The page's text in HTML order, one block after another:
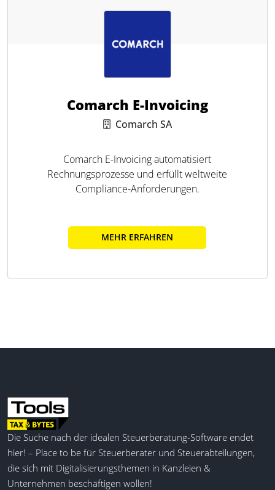
Comarch E-Invoicing
Comarch SA
Comarch E-Invoicing automatisiert
Rechnungsprozesse und erfüllt weltweite
Compliance-Anforderungen.
MEHR ERFAHREN
Die Suche nach der idealen Steuerberatung-Software endet
hier! – Place to be für Steuerberater und Steuerabteilungen,
die sich mit Digitalisierungsthemen in Kanzleien &
Unternehmen beschäftigen wollen!